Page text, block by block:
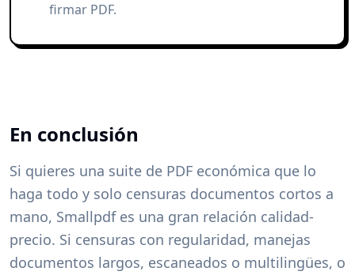
firmar PDF.
En conclusión
Si quieres una suite de PDF económica que lo
haga todo y solo censuras documentos cortos a
mano, Smallpdf es una gran relación calidad-
precio. Si censuras con regularidad, manejas
documentos largos, escaneados o multilingües, o